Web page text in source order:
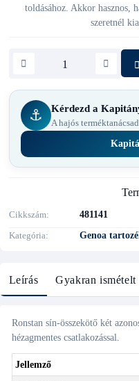
toldásához. Akkor hasznos,
szeretnél
⚓ Kérdezd a
A hajós
Cikkszám
481141
Kategória
Genoa
Leírás Gyakran ismételt
Ronstan sín-összekötő két
hézagmentes csatlakozással.
Jellemző